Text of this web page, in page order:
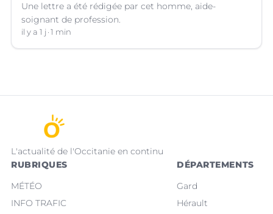
Une lettre a été rédigée par cet homme, aide-
soignant de profession.
il y a 1 j 1 min
L'actualité de l'Occitanie en continu
RUBRIQUES
MÉTÉO
INFO TRAFIC
DÉPARTEMENTS
Gard
Hérault